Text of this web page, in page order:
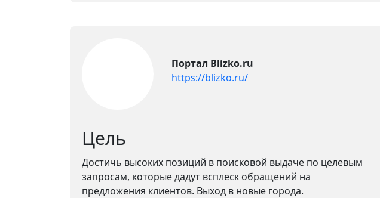
Портал Blizko.ru
https://blizko.ru/
Цель
Достичь высоких позиций в поисковой выдаче по целевым
запросам, которые дадут всплеск обращений на
предложения клиентов. Выход в новые города.